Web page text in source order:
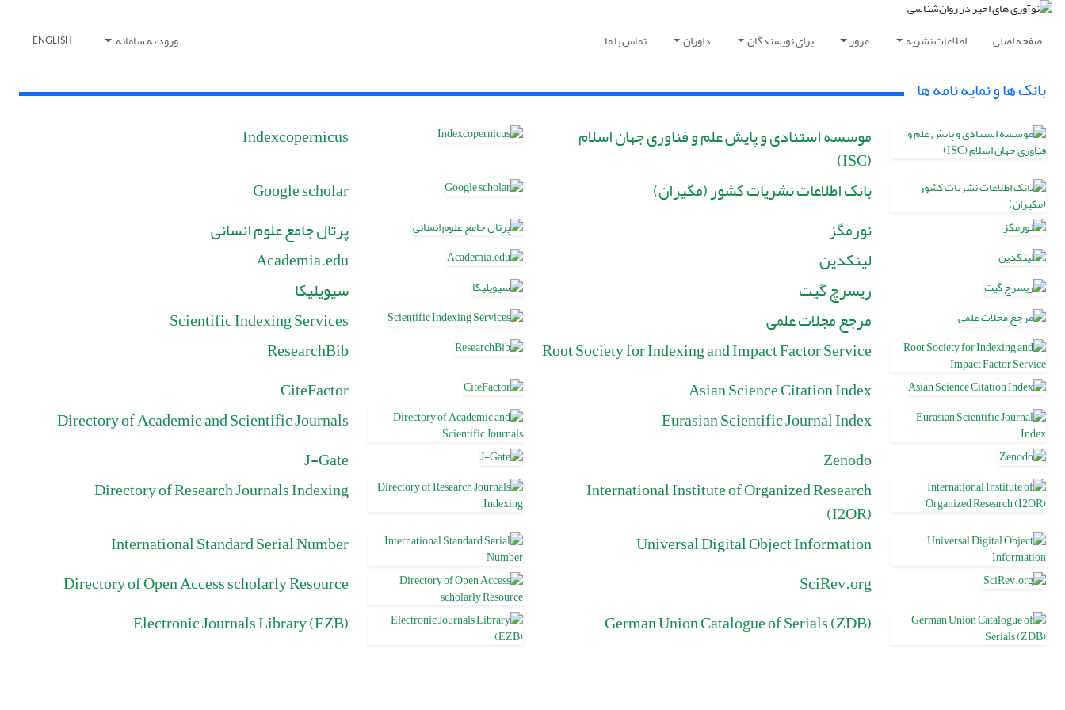
صفحه اصلی اطلاعات نشریه مرور برای نویسندگان داوران تماس با ما ورود به سامانه ENGLISH
بانک ها و نمایه نامه ها
موسسه استنادی و پایش علم و فناوری جهان اسلام
(ISC)
Indexcopernicus
بانک اطلاعات نشریات کشور (مگیران)
Google scholar
نورمگز
پرتال جامع علوم انسانی
لینکدین
Academia.edu
ریسرچ گیت
سیویلیکا
مرجع مجلات علمی
Scientific Indexing Services
Root Society for Indexing and Impact Factor Service
ResearchBib
Asian Science Citation Index
CiteFactor
Eurasian Scientific Journal Index
Directory of Academic and Scientific Journals
Zenodo
J-Gate
International Institute of Organized Research
(I2OR)
Directory of Research Journals Indexing
Universal Digital Object Information
International Standard Serial Number
SciRev.org
Directory of Open Access scholarly Resource
German Union Catalogue of Serials (ZDB)
Electronic Journals Library (EZB)